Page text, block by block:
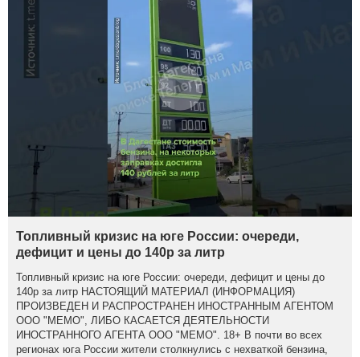
Топливный кризис на юге России: очереди,
дефицит и цены до 140р за литр
Топливный кризис на юге России: очереди, дефицит и цены до
140р за литр НАСТОЯЩИЙ МАТЕРИАЛ (ИНФОРМАЦИЯ)
ПРОИЗВЕДЕН И РАСПРОСТРАНЕН ИНОСТРАННЫМ АГЕНТОМ
ООО "МЕМО", ЛИБО КАСАЕТСЯ ДЕЯТЕЛЬНОСТИ
ИНОСТРАННОГО АГЕНТА ООО "МЕМО". 18+ В почти во всех
регионах юга России жители столкнулись с нехваткой бензина,